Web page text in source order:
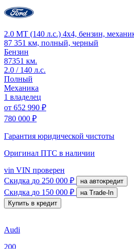
2.0 MT (140 л.с.) 4x4, бензин,
87 351 км, полный, черный
Бензин
87351 км.
2.0 / 140 л.с.
Полный
Механика
1 владелец
от 652 990 ₽
780 000 ₽
Гарантия юридической чистоты
Оригинал ПТС в наличии
vin VIN проверен
Скидка до 250 000 ₽ на автокредит
Скидка до 150 000 ₽
на Trade-In
Купить в кредит
Audi
200